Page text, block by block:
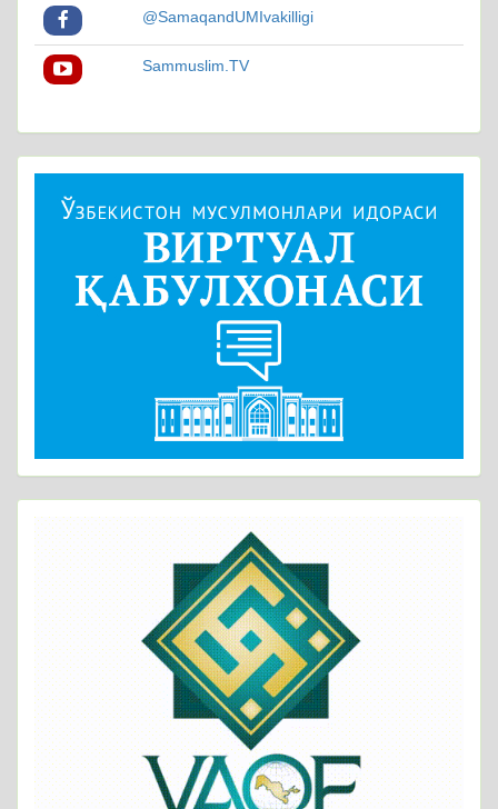
@SamaqandUMIvakilligi
Sammuslim.TV